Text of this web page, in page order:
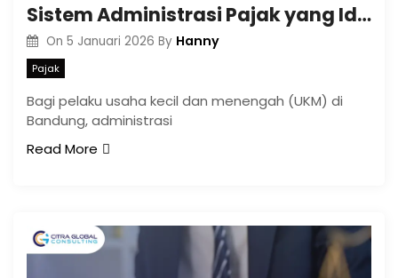
Sistem Administrasi Pajak yang Ideal untuk UKM di Bandung
On 5 Januari 2026 By Hanny
Pajak
Bagi pelaku usaha kecil dan menengah (UKM) di
Bandung, administrasi
Read More